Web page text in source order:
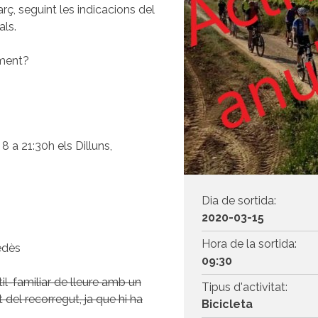
seguint les indicacions del
a 21:30h els Dilluns,
familiar de lleure amb un
recorregut, ja que hi ha
Dia de sortida:
2020-03-15
Hora de la sortida:
09:30
Tipus d'activitat:
Bicicleta